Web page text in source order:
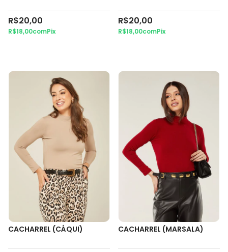
R$20,00
R$18,00comPix
R$20,00
R$18,00comPix
CACHARREL (CÁQUI) CACHARREL (MARSALA)